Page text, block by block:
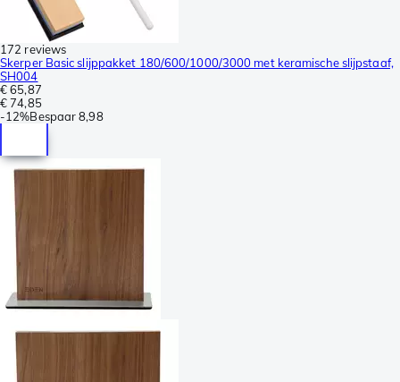
172 reviews
Skerper Basic slijppakket 180/600/1000/3000 met keramische slijpstaaf,
SH004
€ 65,87
€ 74,85
-12%Bespaar 8,98